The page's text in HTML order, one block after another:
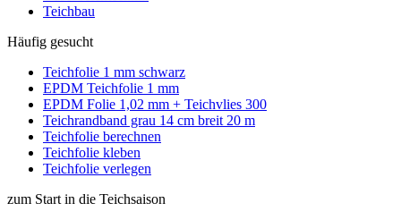
Teichbau
Häufig gesucht
Teichfolie 1 mm schwarz
EPDM Teichfolie 1 mm
EPDM Folie 1,02 mm + Teichvlies 300
Teichrandband grau 14 cm breit 20 m
Teichfolie berechnen
Teichfolie kleben
Teichfolie verlegen
zum Start in die Teichsaison